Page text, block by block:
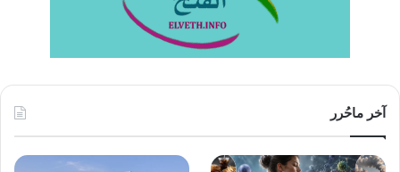
آخر ماحُرر